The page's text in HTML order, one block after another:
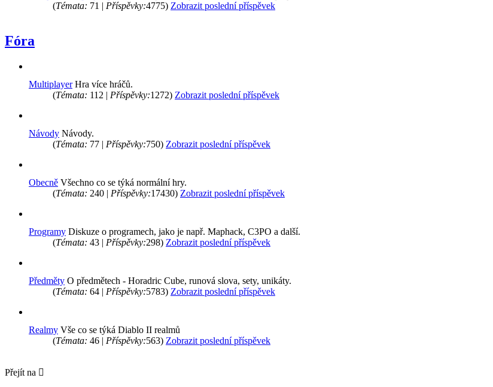
(Témata: 71 | Příspěvky:4775) Zobrazit poslední příspěvek
Fóra
Multiplayer Hra více hráčů.
(Témata: 112 | Příspěvky:1272) Zobrazit poslední příspěvek
Návody Návody.
(Témata: 77 | Příspěvky:750) Zobrazit poslední příspěvek
Obecně Všechno co se týká normální hry.
(Témata: 240 | Příspěvky:17430) Zobrazit poslední příspěvek
Programy Diskuze o programech, jako je např. Maphack, C3PO a další.
(Témata: 43 | Příspěvky:298) Zobrazit poslední příspěvek
Předměty O předmětech - Horadric Cube, runová slova, sety, unikáty.
(Témata: 64 | Příspěvky:5783) Zobrazit poslední příspěvek
Realmy Vše co se týká Diablo II realmů
(Témata: 46 | Příspěvky:563) Zobrazit poslední příspěvek
Přejít na